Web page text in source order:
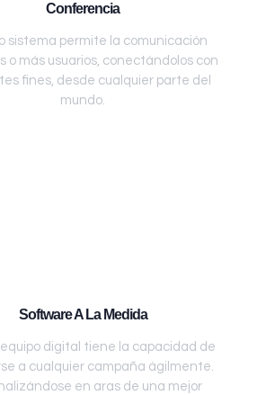
Conferencia
sistema permite la comunicación
o más usuarios, conectándolos con
fines, desde cualquier parte del
mundo.
Software A La Medida
digital tiene la capacidad de
a cualquier campaña ágilmente.
en aras de una mejor